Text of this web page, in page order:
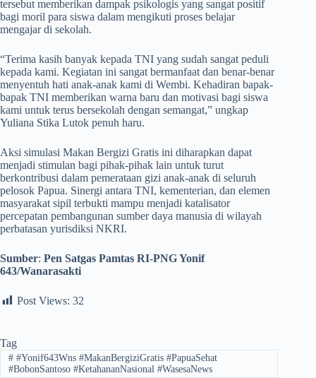
tersebut memberikan dampak psikologis yang sangat positif
bagi moril para siswa dalam mengikuti proses belajar
mengajar di sekolah.
​“Terima kasih banyak kepada TNI yang sudah sangat peduli
kepada kami. Kegiatan ini sangat bermanfaat dan benar-benar
menyentuh hati anak-anak kami di Wembi. Kehadiran bapak-
bapak TNI memberikan warna baru dan motivasi bagi siswa
kami untuk terus bersekolah dengan semangat,” ungkap
Yuliana Stika Lutok penuh haru.
​Aksi simulasi Makan Bergizi Gratis ini diharapkan dapat
menjadi stimulan bagi pihak-pihak lain untuk turut
berkontribusi dalam pemerataan gizi anak-anak di seluruh
pelosok Papua. Sinergi antara TNI, kementerian, dan elemen
masyarakat sipil terbukti mampu menjadi katalisator
percepatan pembangunan sumber daya manusia di wilayah
perbatasan yurisdiksi NKRI.
Sumber: Pen Satgas Pamtas RI-PNG Yonif
643/Wanarasakti
Post Views: 32
Tag
##Yonif643Wns #MakanBergiziGratis #PapuaSehat
#BobonSantoso #KetahananNasional #WasesaNews